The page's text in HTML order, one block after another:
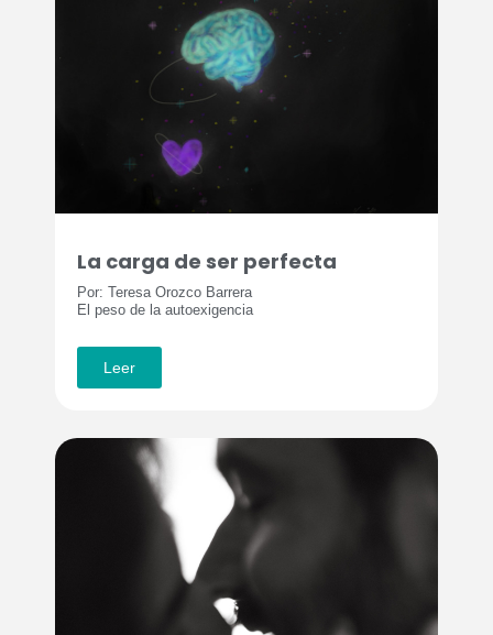
La carga de ser perfecta
Por: Teresa Orozco Barrera
El peso de la autoexigencia
Leer